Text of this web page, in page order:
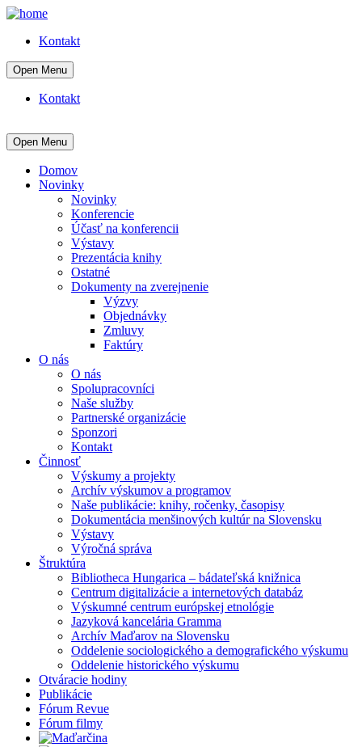
Kontakt
Open Menu
Kontakt
Open Menu
Domov
Novinky
Novinky
Konferencie
Účasť na konferencii
Výstavy
Prezentácia knihy
Ostatné
Dokumenty na zverejnenie
Výzvy
Objednávky
Zmluvy
Faktúry
O nás
O nás
Spolupracovníci
Naše služby
Partnerské organizácie
Sponzori
Kontakt
Činnosť
Výskumy a projekty
Archív výskumov a programov
Naše publikácie: knihy, ročenky, časopisy
Dokumentácia menšinových kultúr na Slovensku
Výstavy
Výročná správa
Štruktúra
Bibliotheca Hungarica – bádateľská knižnica
Centrum digitalizácie a internetových databáz
Výskumné centrum európskej etnológie
Jazyková kancelária Gramma
Archív Maďarov na Slovensku
Oddelenie sociologického a demografického výskumu
Oddelenie historického výskumu
Otváracie hodiny
Publikácie
Fórum Revue
Fórum filmy